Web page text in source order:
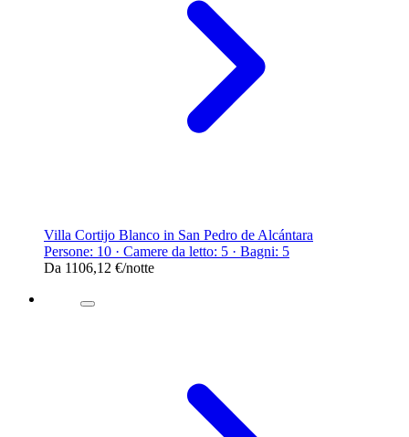
Villa Cortijo Blanco in San Pedro de Alcántara
Persone: 10 · Camere da letto: 5 · Bagni: 5
Da 1106,12 €/notte